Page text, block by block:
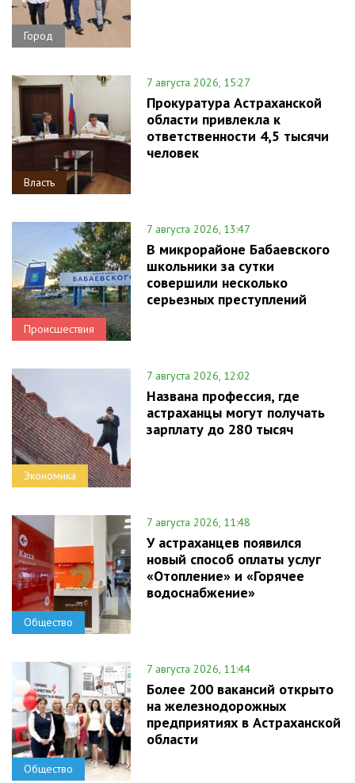
Город
Власть
7 августа 2026, 15:27
Прокуратура Астраханской
области привлекла к
ответственности 4,5 тысячи
человек
Происшествия
7 августа 2026, 13:47
В микрорайоне Бабаевского
школьники за сутки
совершили несколько
серьезных преступлений
Экономика
7 августа 2026, 12:02
Названа профессия, где
астраханцы могут получать
зарплату до 280 тысяч
Общество
7 августа 2026, 11:48
У астраханцев появился
новый способ оплаты услуг
«Отопление» и «Горячее
водоснабжение»
Общество
7 августа 2026, 11:44
Более 200 вакансий открыто
на железнодорожных
предприятиях в Астраханской
области